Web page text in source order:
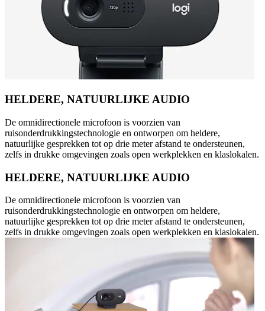
HELDERE, NATUURLIJKE AUDIO
De omnidirectionele microfoon is voorzien van
ruisonderdrukkingstechnologie en ontworpen om heldere,
natuurlijke gesprekken tot op drie meter afstand te ondersteunen,
zelfs in drukke omgevingen zoals open werkplekken en klaslokalen.
HELDERE, NATUURLIJKE AUDIO
De omnidirectionele microfoon is voorzien van
ruisonderdrukkingstechnologie en ontworpen om heldere,
natuurlijke gesprekken tot op drie meter afstand te ondersteunen,
zelfs in drukke omgevingen zoals open werkplekken en klaslokalen.